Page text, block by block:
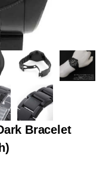
カルティエ
Bracelet